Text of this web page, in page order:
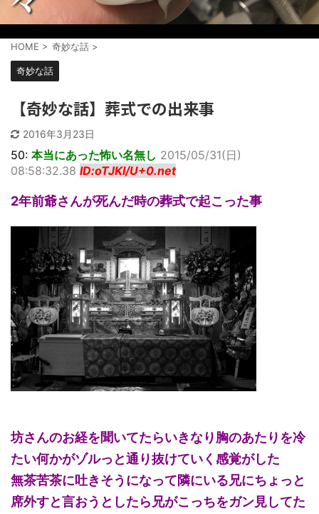
HOME > 奇妙な話 >
奇妙な話
【奇妙な話】葬式での出来事
2016年3月23日
50: 本当にあった怖い名無し 2015/05/31(日)
08:58:32.38 ID:oTJKI/U+0.net
2年前爺さんが死んだ時の葬式で起こった事
坊さんのお経を聞いてたらいきなり胸のあたりを冷
たい何かがゾルっと通り抜けていく感覚がした
無茶苦茶に吐きそうになって隣にいる兄にちょっと
席外すと言おうとしたら兄がこっちをガン見してた